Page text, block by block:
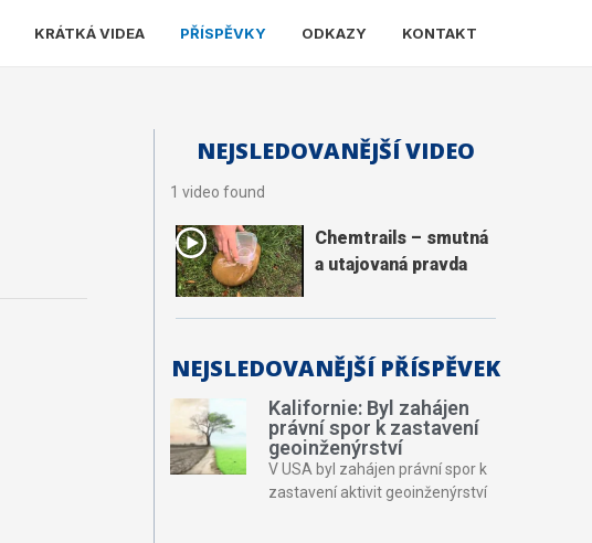
KRÁTKÁ VIDEA PŘÍSPĚVKY ODKAZY KONTAKT
NEJSLEDOVANĚJŠÍ VIDEO
1 video found
Chemtrails – smutná
a utajovaná pravda
NEJSLEDOVANĚJŠÍ PŘÍSPĚVEK
Kalifornie: Byl zahájen
právní spor k zastavení
geoinženýrství
V USA byl zahájen právní spor k
zastavení aktivit geoinženýrství